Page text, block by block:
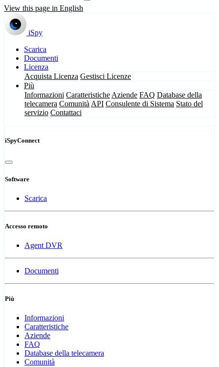
View this page in English
iSpy
Scarica
Documenti
Licenza
Acquista Licenza Gestisci Licenze
Più
Informazioni Caratteristiche Aziende FAQ Database della
telecamera Comunità API Consulente di Sistema Stato del
servizio Contattaci
iSpyConnect
Software
Scarica
Accesso remoto
Agent DVR
Documenti
Più
Informazioni
Caratteristiche
Aziende
FAQ
Database della telecamera
Comunità